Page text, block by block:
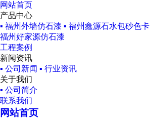
网站首页
产品中心
▪ 福州外墙仿石漆 ▪ 福州鑫源石水包砂色卡
福州好家源仿石漆
工程案例
新闻资讯
▪ 公司新闻 ▪ 行业资讯
关于我们
▪ 公司简介
联系我们
网站首页